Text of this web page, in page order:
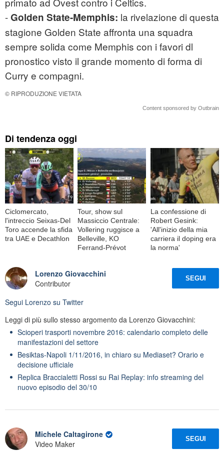
-Golden State-Memphis: la rivelazione di questa
stagione Golden State affronta una squadra
sempre solida come Memphis con i favori dl
pronostico visto il grande momento di forma di
Curry e compagni.
© RIPRODUZIONE VIETATA
Content sponsored by Outbrain
Di tendenza oggi
Ciclomercato,
l'intreccio Seixas-Del
Toro accende la sfida
tra UAE e Decathlon
Tour, show sul
Massiccio Centrale:
Vollering ruggisce a
Belleville, KO
Ferrand-Prévot
La confessione di
Robert Gesink:
'All'inizio della mia
carriera il doping era
la norma'
Lorenzo Giovacchini
Contributor
SEGUI
Segui Lorenzo su Twitter
Leggi di più sullo stesso argomento da Lorenzo Giovacchini:
Scioperi trasporti novembre 2016: calendario completo delle
manifestazioni del settore
Besiktas-Napoli 1/11/2016, in chiaro su Mediaset? Orario e
decisione ufficiale
Replica Braccialetti Rossi su Rai Replay: info streaming del
nuovo episodio del 30/10
Michele Caltagirone
Video Maker
SEGUI